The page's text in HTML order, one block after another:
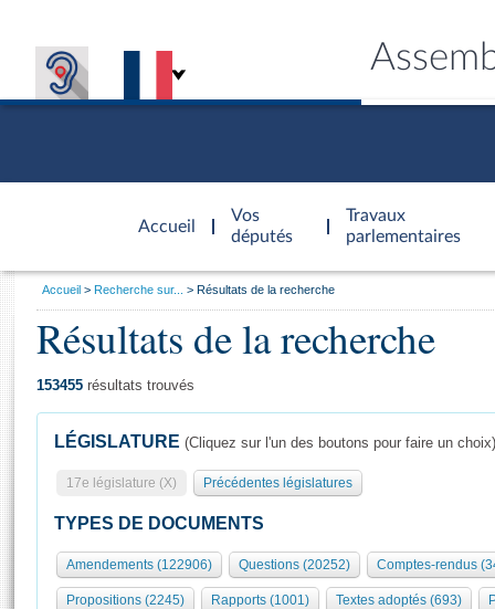
Accueil
d'accueil
Vos
députés
Travaux
parlementaires
Présidence
577 députés
Groupes politiques
Séance publique
Commissions et autres organes
Europe et International
Général
Rôle et pouvoirs de l'Assemblée
Organisation de l'Assemblée
Présidence Conférence des Présidents Bureau Collège des
Visiter l'Assemblée
Visite virtuelle du palais Bourbon
Assister à une séance
Vous
Accueil Recherche sur... Résultats de la recherche
Résultats de la recherche
153455 résultats trouvés
LÉGISLATURE (Cliquez sur l'un des boutons pour faire un choix)
17e législature (X) Précédentes législatures
TYPES DE DOCUMENTS
Amendements (122906) Questions (20252) Comptes-rendus
Propositions (2245) Rapports (1001) Textes adoptés (693)